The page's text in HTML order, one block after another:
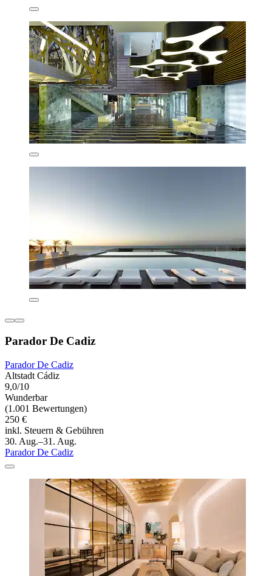
Parador De Cadiz
Parador De Cadiz
Altstadt Cádiz
9,0/10
Wunderbar
(1.001 Bewertungen)
250 €
inkl. Steuern & Gebühren
30. Aug.–31. Aug.
Parador De Cadiz